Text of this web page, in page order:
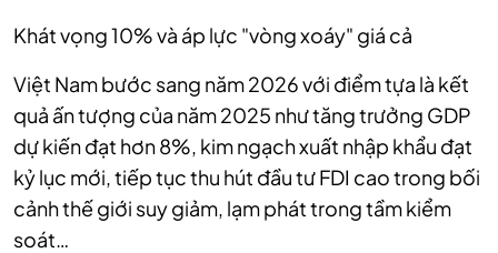
Khát vọng 10% và áp lực "vòng xoáy" giá cả
Việt Nam bước sang năm 2026 với điểm tựa là kết
quả ấn tượng của năm 2025 như tăng trưởng GDP
dự kiến đạt hơn 8%, kim ngạch xuất nhập khẩu đạt
kỷ lục mới, tiếp tục thu hút đầu tư FDI cao trong bối
cảnh thế giới suy giảm, lạm phát trong tầm kiểm
soát…